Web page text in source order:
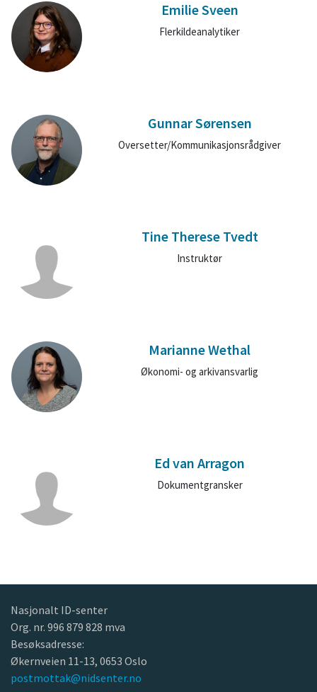
Emilie Sveen
Flerkildeanalytiker
Gunnar Sørensen
Oversetter/Kommunikasjonsrådgiver
Tine Therese Tvedt
Instruktør
Marianne Wethal
Økonomi- og arkivansvarlig
Ed van Arragon
Dokumentgransker
Nasjonalt ID-senter
Org. nr. 996 879 828 mva
Besøksadresse:
Økernveien 11-13, 0653 Oslo
postmottak@nidsenter.no